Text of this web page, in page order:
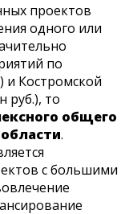
проектов
одного или
по
и Костромской
руб.), то
общего
.
с большими